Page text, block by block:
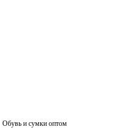
Обувь и сумки оптом